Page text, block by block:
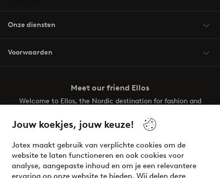
Jouw koekjes, jouw keuze!
Jotex maakt gebruik van verplichte cookies om de
website te laten functioneren en ook cookies voor
analyse, aangepaste inhoud en om je een relevantere
ervaring op onze website te bieden. Wij delen deze
Onze diensten
Voorwaarden
Meet our friend Ellos
Welcome to Ellos, the Nordic destination for fashion and
your wardrobe. Your next inspiring look is here!